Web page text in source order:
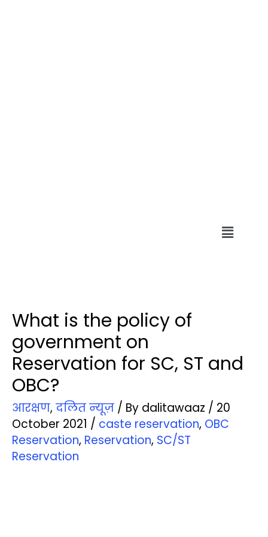
What is the policy of
government on
Reservation for SC, ST and
OBC?
आरक्षण, दलित न्‍यूज़ / By dalitawaaz / 20
October 2021 / caste reservation, OBC
Reservation, Reservation, SC/ST
Reservation